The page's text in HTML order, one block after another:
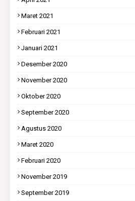
Maret 2021
Februari 2021
Januari 2021
Desember 2020
November 2020
Oktober 2020
September 2020
Agustus 2020
Maret 2020
Februari 2020
November 2019
September 2019